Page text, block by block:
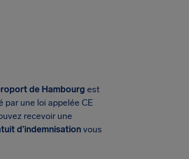
de Hambourg est
par une loi appelée CE
recevoir une
d’indemnisationvous